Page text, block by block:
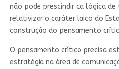
não pode prescindir da lógica
relativizar o caráter laico do
construção do pensamento
O pensamento crítico precisa
estratégia na área de